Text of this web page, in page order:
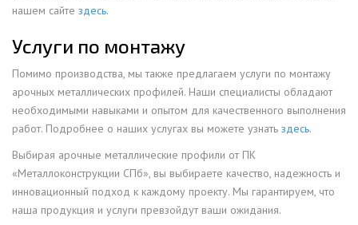
нашем сайте здесь.
Услуги по монтажу
Помимо производства, мы также предлагаем услуги по монтажу
арочных металлических профилей. Наши специалисты обладают
необходимыми навыками и опытом для качественного выполнения
работ. Подробнее о наших услугах вы можете узнать здесь.
Выбирая арочные металлические профили от ПК
«Металлоконструкции СПб», вы выбираете качество, надежность и
инновационный подход к каждому проекту. Мы гарантируем, что
наша продукция и услуги превзойдут ваши ожидания.